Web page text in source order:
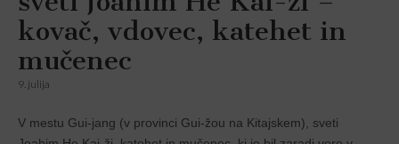
kovač, vdovec, katehet in
mučenec
9. julija
V mestu Gui-jang (v provinci Gui-žou na Kitajskem), sveti